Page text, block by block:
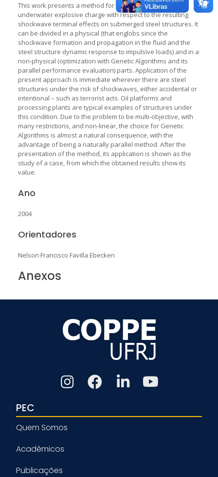
This work presents a method for optimization of an
underwater explosive charge with respect to the resulting
shockwave terminal effects on submerged steel structures. It
can be divided in a physical (that englobs since the
shockwave formation and propagation in the fluid and the
steel structure dynamic response to impulsive loads) and in a
non-physical (optimization with Genetic Algorithms and its
parallel performance evaluation) parts. Application of the
present approach is immediate wherever there are steel
structures under the risk of shockwaves, either accidental or
intentional – such as terrorist acts. Oil platforms and
processing plants are typical examples of structures under
this condition. Due to the problem to be multi-objective, with
many restrictions, and non-linear, the choice for Genetic
Algorithms is almost a natural consequence, with the
advantage of being a naturally parallel method. After the
presentation of the method, its application is shown as the
study of a case, from which the obtained results show its
value.
Ano
2004
Orientadores
Nelson Francisco Favilla Ebecken
Anexos
PEC
Quem Somos
Acadêmicos
Publicações